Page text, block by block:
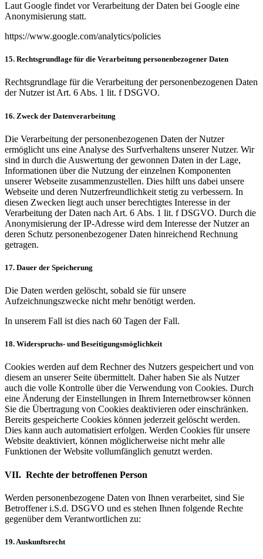
Laut Google findet vor Verarbeitung der Daten bei Google eine
Anonymisierung statt.
https://www.google.com/analytics/policies
15. Rechtsgrundlage für die Verarbeitung personenbezogener Daten
Rechtsgrundlage für die Verarbeitung der personenbezogenen Daten
der Nutzer ist Art. 6 Abs. 1 lit. f DSGVO.
16. Zweck der Datenverarbeitung
Die Verarbeitung der personenbezogenen Daten der Nutzer
ermöglicht uns eine Analyse des Surfverhaltens unserer Nutzer. Wir
sind in durch die Auswertung der gewonnen Daten in der Lage,
Informationen über die Nutzung der einzelnen Komponenten
unserer Webseite zusammenzustellen. Dies hilft uns dabei unsere
Webseite und deren Nutzerfreundlichkeit stetig zu verbessern. In
diesen Zwecken liegt auch unser berechtigtes Interesse in der
Verarbeitung der Daten nach Art. 6 Abs. 1 lit. f DSGVO. Durch die
Anonymisierung der IP-Adresse wird dem Interesse der Nutzer an
deren Schutz personenbezogener Daten hinreichend Rechnung
getragen.
17. Dauer der Speicherung
Die Daten werden gelöscht, sobald sie für unsere
Aufzeichnungszwecke nicht mehr benötigt werden.
In unserem Fall ist dies nach 60 Tagen der Fall.
18. Widerspruchs- und Beseitigungsmöglichkeit
Cookies werden auf dem Rechner des Nutzers gespeichert und von
diesem an unserer Seite übermittelt. Daher haben Sie als Nutzer
auch die volle Kontrolle über die Verwendung von Cookies. Durch
eine Änderung der Einstellungen in Ihrem Internetbrowser können
Sie die Übertragung von Cookies deaktivieren oder einschränken.
Bereits gespeicherte Cookies können jederzeit gelöscht werden.
Dies kann auch automatisiert erfolgen. Werden Cookies für unsere
Website deaktiviert, können möglicherweise nicht mehr alle
Funktionen der Website vollumfänglich genutzt werden.
VII. Rechte der betroffenen Person
Werden personenbezogene Daten von Ihnen verarbeitet, sind Sie
Betroffener i.S.d. DSGVO und es stehen Ihnen folgende Rechte
gegenüber dem Verantwortlichen zu:
19. Auskunftsrecht